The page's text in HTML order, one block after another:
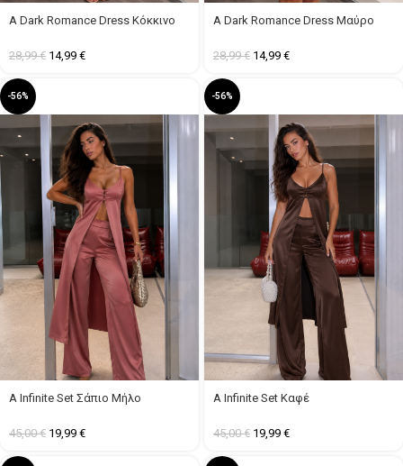
A Dark Romance Dress Κόκκινο
28,99€ 14,99 €
A Dark Romance Dress Μαύρο
28,99€ 14,99 €
-56%
A Infinite Set Σάπιο Μήλο
45,00€ 19,99 €
-56%
A Infinite Set Καφέ
45,00€ 19,99 €